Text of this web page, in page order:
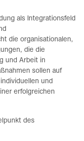
als Integrationsfeld
die organisationalen,
die die
und Arbeit in
sollen auf
und
erfolgreichen
des